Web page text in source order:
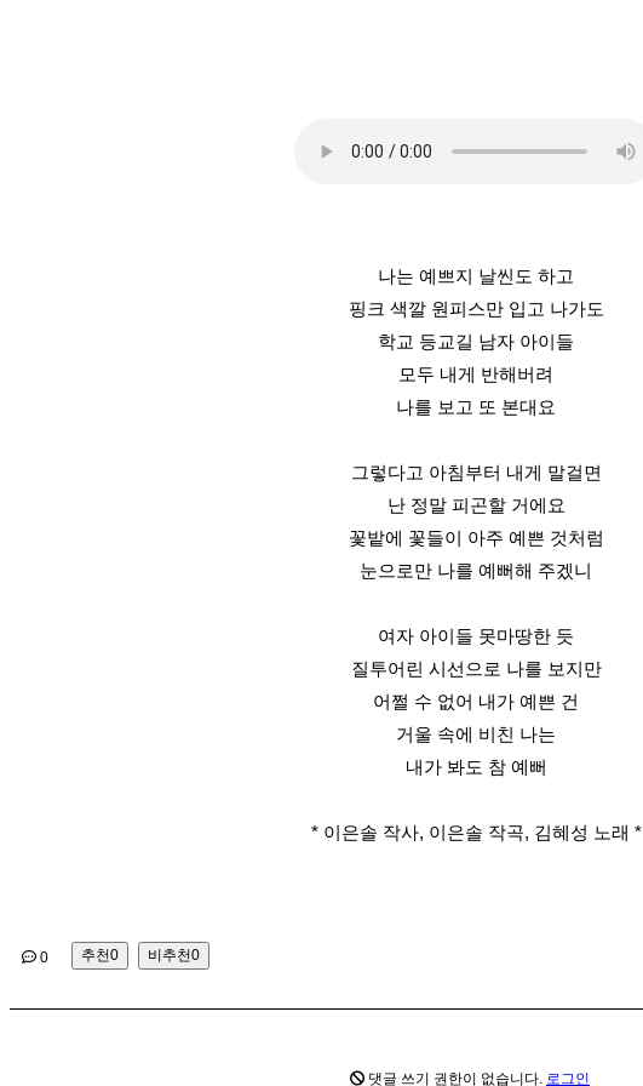
나는 예쁘지 날씬도 하고
핑크 색깔 원피스만 입고 나가도
학교 등교길 남자 아이들
모두 내게 반해버려
나를 보고 또 본대요
그렇다고 아침부터 내게 말걸면
난 정말 피곤할 거에요
꽃밭에 꽃들이 아주 예쁜 것처럼
눈으로만 나를 예뻐해 주겠니
여자 아이들 못마땅한 듯
질투어린 시선으로 나를 보지만
어쩔 수 없어 내가 예쁜 건
거울 속에 비친 나는
내가 봐도 참 예뻐
* 이은솔 작사, 이은솔 작곡, 김혜성 노래 *
0 추천0 비추천0
댓글 쓰기 권한이 없습니다. 로그인